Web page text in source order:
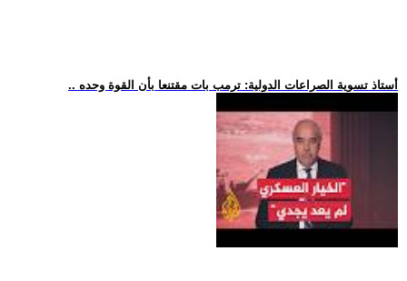
.. أستاذ تسوية الصراعات الدولية: ترمب بات مقتنعا بأن القوة وحده